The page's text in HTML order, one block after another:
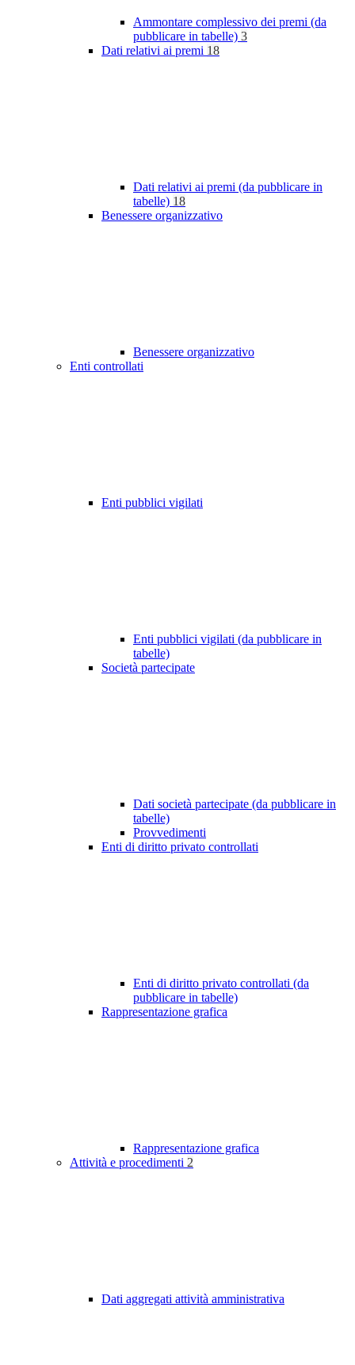
Ammontare complessivo dei premi (da
pubblicare in tabelle) 3
Dati relativi ai premi 18
Dati relativi ai premi (da pubblicare in
tabelle) 18
Benessere organizzativo
Benessere organizzativo
Enti controllati
Enti pubblici vigilati
Enti pubblici vigilati (da pubblicare in
tabelle)
Società partecipate
Dati società partecipate (da pubblicare in
tabelle)
Provvedimenti
Enti di diritto privato controllati
Enti di diritto privato controllati (da
pubblicare in tabelle)
Rappresentazione grafica
Rappresentazione grafica
Attività e procedimenti 2
Dati aggregati attività amministrativa